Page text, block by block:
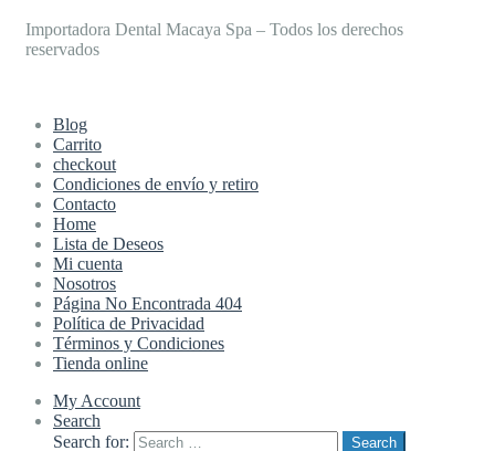
Importadora Dental Macaya Spa – Todos los derechos
reservados
Blog
Carrito
checkout
Condiciones de envío y retiro
Contacto
Home
Lista de Deseos
Mi cuenta
Nosotros
Página No Encontrada 404
Política de Privacidad
Términos y Condiciones
Tienda online
My Account
Search
Search for:
Search